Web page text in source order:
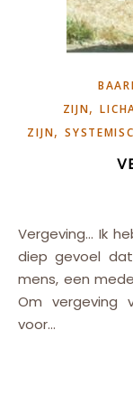
ZIJN,
ZIJN,
Vergeving… Ik heb er niet zoveel mee… Allereerst een
diep gevoel
mens, een
Om vergeving
voor…